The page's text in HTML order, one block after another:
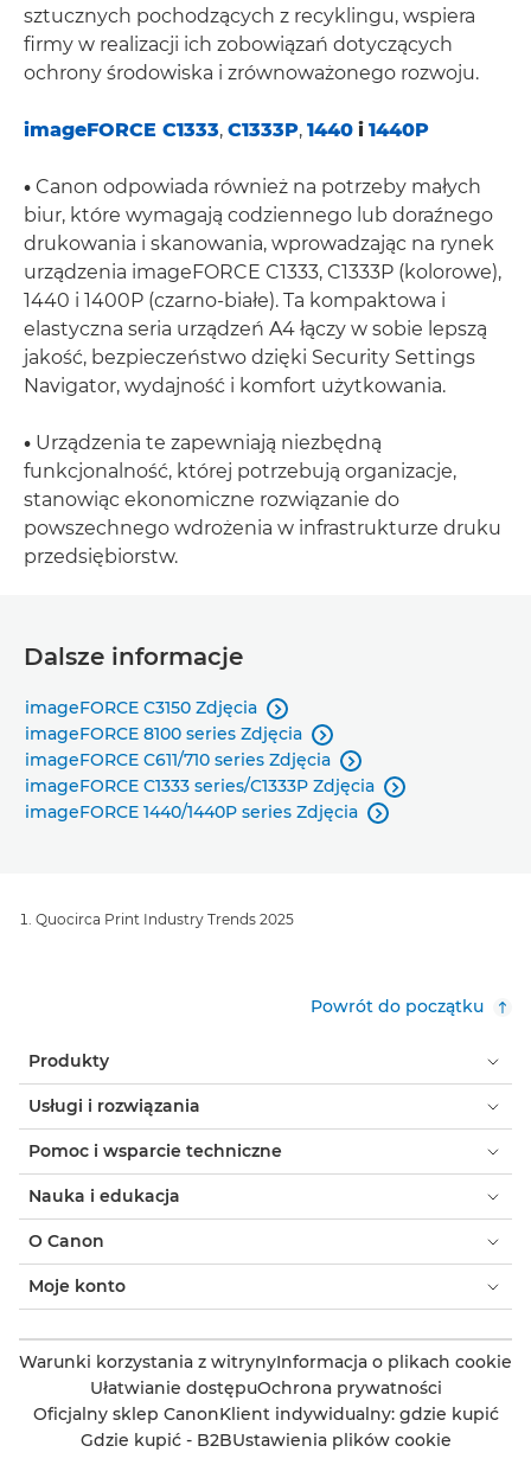
sztucznych pochodzących z recyklingu, wspiera
firmy w realizacji ich zobowiązań dotyczących
ochrony środowiska i zrównoważonego rozwoju.
imageFORCE C1333, C1333P, 1440 i 1440P
• Canon odpowiada również na potrzeby małych
biur, które wymagają codziennego lub doraźnego
drukowania i skanowania, wprowadzając na rynek
urządzenia imageFORCE C1333, C1333P (kolorowe),
1440 i 1400P (czarno-białe). Ta kompaktowa i
elastyczna seria urządzeń A4 łączy w sobie lepszą
jakość, bezpieczeństwo dzięki Security Settings
Navigator, wydajność i komfort użytkowania.
• Urządzenia te zapewniają niezbędną
funkcjonalność, której potrzebują organizacje,
stanowiąc ekonomiczne rozwiązanie do
powszechnego wdrożenia w infrastrukturze druku
przedsiębiorstw.
Dalsze informacje
imageFORCE C3150 Zdjęcia 
imageFORCE 8100 series Zdjęcia 
imageFORCE C611/710 series Zdjęcia 
imageFORCE C1333 series/C1333P Zdjęcia 
imageFORCE 1440/1440P series Zdjęcia 
Quocirca Print Industry Trends 2025
Powrót do początku
Produkty
Usługi i rozwiązania
Pomoc i wsparcie techniczne
Nauka i edukacja
O Canon
Moje konto
Warunki korzystania z witrynyInformacja o plikach cookie
Ułatwianie dostępuOchrona prywatności
Oficjalny sklep CanonKlient indywidualny: gdzie kupić
Gdzie kupić - B2BUstawienia plików cookie